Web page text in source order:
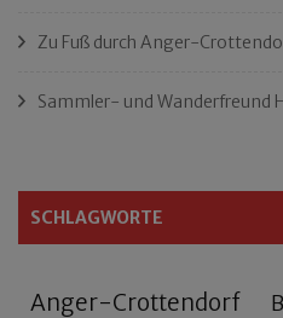
Zu Fuß durch Anger-
Sammler- und Wanderfreund
SCHLAGWORTE
Anger-Crottendorf